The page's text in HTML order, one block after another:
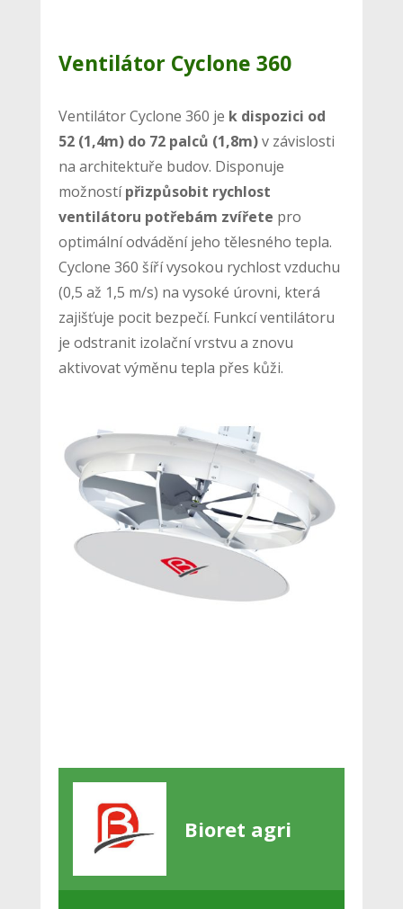
Ventilátor Cyclone 360
Ventilátor Cyclone 360 ​​je k dispozici od
52 (1,4m) do 72 palců (1,8m)v závislosti
na architektuře budov. Disponuje
možnostípřizpůsobit rychlost
ventilátoru potřebám zvířete pro
optimální odvádění jeho tělesného tepla.
Cyclone 360 ​​šíří vysokou rychlost vzduchu
(0,5 až 1,5 m/s) na vysoké úrovni, která
zajišťuje pocit bezpečí. Funkcí ventilátoru
je odstranit izolační vrstvu a znovu
aktivovat výměnu tepla přes kůži.
Bioret agri